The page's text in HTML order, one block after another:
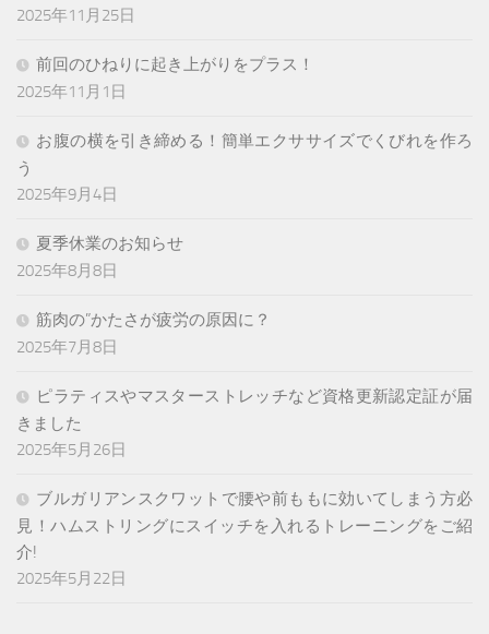
2025年11月25日
前回のひねりに起き上がりをプラス！
2025年11月1日
お腹の横を引き締める！簡単エクササイズでくびれを作ろ
う
2025年9月4日
夏季休業のお知らせ
2025年8月8日
筋肉の”かたさが疲労の原因に？
2025年7月8日
ピラティスやマスターストレッチなど資格更新認定証が届
きました
2025年5月26日
ブルガリアンスクワットで腰や前ももに効いてしまう方必
見！ハムストリングにスイッチを入れるトレーニングをご紹
介!
2025年5月22日